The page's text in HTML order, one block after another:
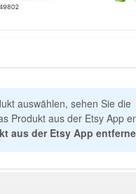
auswählen, sehen Sie die
Produkt aus der Etsy App
aus der Etsy App